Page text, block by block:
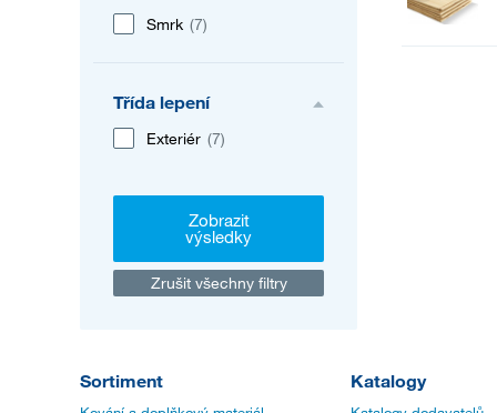
Smrk (7)
Třída lepení
Exteriér (7)
Zobrazit
výsledky
Zrušit všechny filtry
Sortiment Katalogy